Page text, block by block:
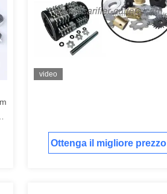
video
Ottenga il migliore prezzo